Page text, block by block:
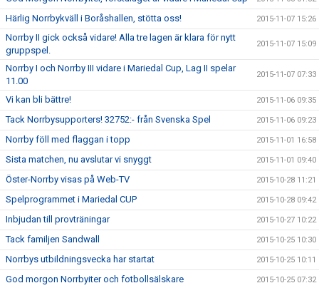
Härlig Norrbykväll i Boråshallen, stötta oss! 2015-11-07 15:26
Norrby II gick också vidare! Alla tre lagen är klara för nytt
gruppspel.
2015-11-07 15:09
Norrby I och Norrby III vidare i Mariedal Cup, Lag II spelar
11.00
2015-11-07 07:33
Vi kan bli bättre! 2015-11-06 09:35
Tack Norrbysupporters! 32752:- från Svenska Spel 2015-11-06 09:23
Norrby föll med flaggan i topp 2015-11-01 16:58
Sista matchen, nu avslutar vi snyggt 2015-11-01 09:40
Öster-Norrby visas på Web-TV 2015-10-28 11:21
Spelprogrammet i Mariedal CUP 2015-10-28 09:42
Inbjudan till provträningar 2015-10-27 10:22
Tack familjen Sandwall 2015-10-25 10:30
Norrbys utbildningsvecka har startat 2015-10-25 10:11
God morgon Norrbyiter och fotbollsälskare 2015-10-25 07:32